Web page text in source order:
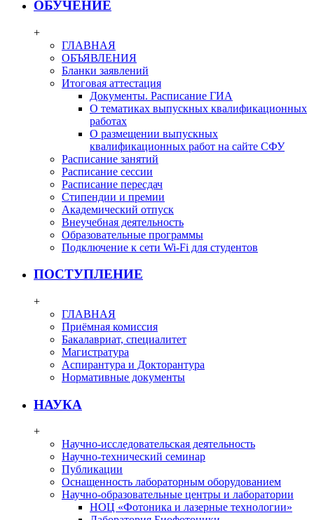
ОБУЧЕНИЕ
+
ГЛАВНАЯ
ОБЪЯВЛЕНИЯ
Бланки заявлений
Итоговая аттестация
Документы. Расписание ГИА
О тематиках выпускных квалификационных
работах
О размещении выпускных
квалификационных работ на сайте СФУ
Расписание занятий
Расписание сессии
Расписание пересдач
Стипендии и премии
Академический отпуск
Внеучебная деятельность
Образовательные программы
Подключение к сети Wi-Fi для студентов
ПОСТУПЛЕНИЕ
+
ГЛАВНАЯ
Приёмная комиссия
Бакалавриат, специалитет
Магистратура
Аспирантура и Докторантура
Нормативные документы
НАУКА
+
Научно-исследовательская деятельность
Научно-технический семинар
Публикации
Оснащенность лабораторным оборудованием
Научно-образовательные центры и лаборатории
НОЦ «Фотоника и лазерные технологии»